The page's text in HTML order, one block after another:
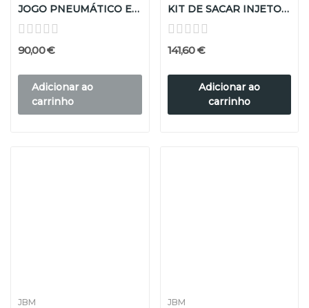
JOGO PNEUMÁTICO EXTRATOR DE INJETORES
90,00 €
Adicionar ao
carrinho
KIT DE SACAR INJETORES COMPLETOS
141,60 €
Adicionar ao
carrinho
JBM JBM